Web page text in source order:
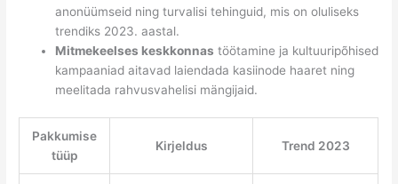
anonüümseid ning turvalisi tehinguid, mis on oluliseks
trendiks 2023. aastal.
Mitmekeelses keskkonnas töötamine ja kultuuripõhised
kampaaniad aitavad laiendada kasiinode haaret ning
meelitada rahvusvahelisi mängijaid.
Pakkumise
tüüp
Kirjeldus Trend 2023